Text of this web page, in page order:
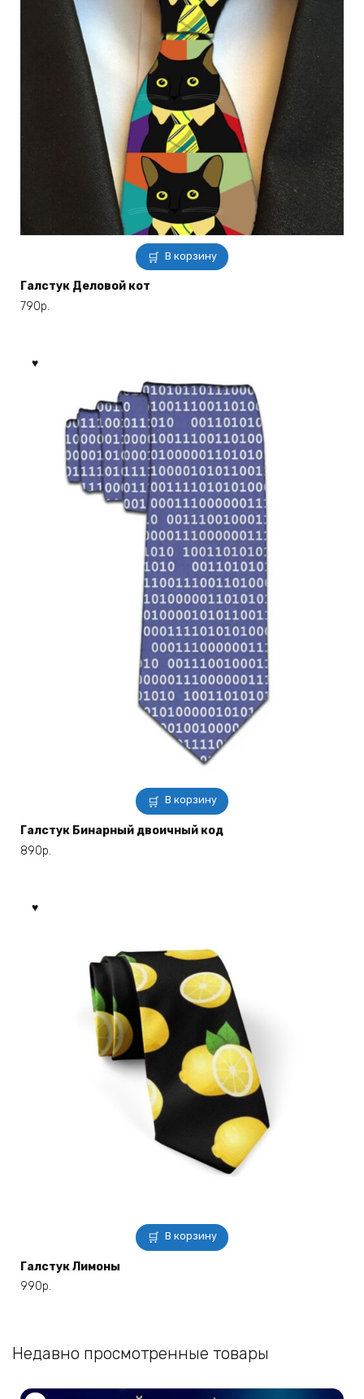
В корзину
Галстук Деловой кот
790р.
В корзину
Галстук Бинарный двоичный код
890р.
В корзину
Галстук Лимоны
990р.
Недавно просмотренные товары